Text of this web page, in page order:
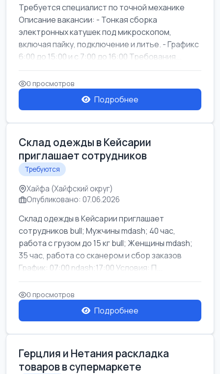
Требуется специалист по точной механике
Описание вакансии: - Тонкая сборка
электронных катушек под микроскопом,
включая пайку, подключение и литье. - Графикс
6:00 до 15:00 и с 7:00 до 16:00 Требования...
0 просмотров
Подробнее
Склад одежды в Кейсарии
приглашает сотрудников
Требуются
Хайфа (Хайфский округ)
Опубликовано: 07.06.2026
Склад одежды в Кейсарии приглашает
сотрудников bull; Мужчины mdash; 40 час,
работа с грузом до 15 кг bull; Женщины mdash;
35 час, работа со сканером и сбор заказов
График: 07:00 ndash;17:00 Условия: П...
0 просмотров
Подробнее
Герцлия и Нетания раскладка
товаров в супермаркете